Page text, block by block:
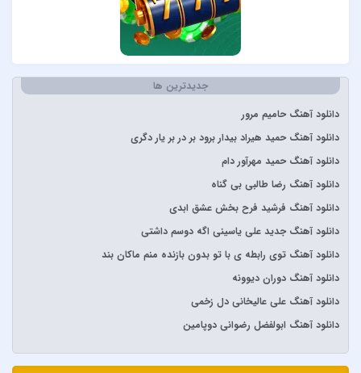
Stevie Wonder
آبان بند
آدوین
آراز
آرتا
آرتا و آرون
آرتا و پارسالیپ
آرش AP
آرش و ساسی
آرمان گرشاسبی
آرمین زارعی
آرون افشار
آصف آریا
جدیدترین ها
دانلود آهنگ حامیم مرور
دانلود آهنگ حمید هیراد بیدار برود بر در بر یار دگری
دانلود آهنگ حمید مهرآور دام
دانلود آهنگ رضا طالبی بی گناه
دانلود آهنگ فرشید فرح بخش عشق ابدی
دانلود آهنگ جدید علی یاسینی اگه دوسم داشتی
دانلود آهنگ توی رابطه ی با تو بدون بازنده منم ماکان بند
دانلود آهنگ دوران دیوونه
دانلود آهنگ علی عالیخانی دل زخمی
دانلود آهنگ ابولفضل رضوانی دوپامین